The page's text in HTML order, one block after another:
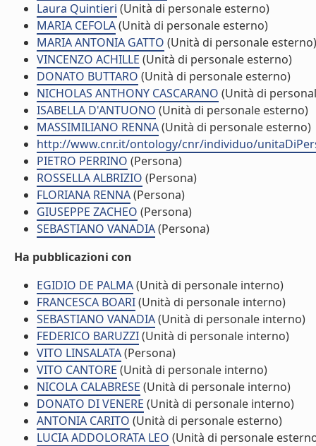
Laura Quintieri (Unità di personale esterno)
MARIA CEFOLA(Unità di personale esterno)
MARIA ANTONIA GATTO (Unità di personale esterno)
VINCENZO ACHILLE (Unità di personale esterno)
DONATO BUTTARO (Unità di personale esterno)
NICHOLAS ANTHONY CASCARANO (Unità di
ISABELLA D'ANTUONO (Unità di personale esterno)
MASSIMILIANO RENNA(Unità di personale esterno)
http://www.cnr.it/ontology/cnr/individuo/
PIETRO PERRINO (Persona)
ROSSELLA ALBRIZIO (Persona)
FLORIANA RENNA(Persona)
GIUSEPPE ZACHEO (Persona)
SEBASTIANO VANADIA(Persona)
Ha pubblicazioni con
EGIDIO DE PALMA(Unità di personale interno)
FRANCESCA BOARI(Unità di personale interno)
SEBASTIANO VANADIA(Unità di personale interno)
FEDERICO BARUZZI(Unità di personale interno)
VITO LINSALATA(Persona)
VITO CANTORE (Unità di personale interno)
NICOLA CALABRESE (Unità di personale interno)
DONATO DI VENERE (Unità di personale interno)
ANTONIA CARITO (Unità di personale esterno)
LUCIA ADDOLORATA LEO (Unità di personale